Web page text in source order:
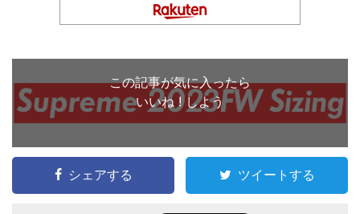
この記事が気に入ったら
いいね ! しよう
シェアする ツイートする